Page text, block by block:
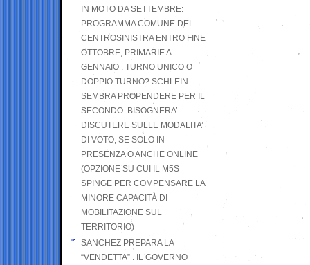
IN MOTO DA SETTEMBRE:
PROGRAMMA COMUNE DEL
CENTROSINISTRA ENTRO FINE
OTTOBRE, PRIMARIE A
GENNAIO . TURNO UNICO O
DOPPIO TURNO? SCHLEIN
SEMBRA PROPENDERE PER IL
SECONDO .BISOGNERA’
DISCUTERE SULLE MODALITA’
DI VOTO, SE SOLO IN
PRESENZA O ANCHE ONLINE
(OPZIONE SU CUI IL M5S
SPINGE PER COMPENSARE LA
MINORE CAPACITÀ DI
MOBILITAZIONE SUL
TERRITORIO)
SANCHEZ PREPARA LA
“VENDETTA” . IL GOVERNO